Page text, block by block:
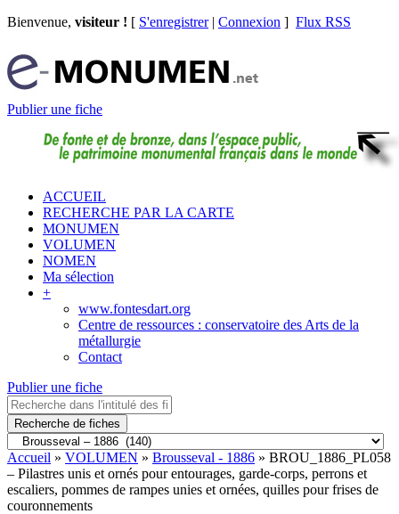
Bienvenue, visiteur ! [ S'enregistrer| Connexion ] Flux RSS
Publier une fiche
ACCUEIL
RECHERCHE PAR LA CARTE
MONUMEN
VOLUMEN
NOMEN
Ma sélection
+
www.fontesdart.org
Centre de ressources : conservatoire des Arts de la
métallurgie
Contact
Publier une fiche
Recherche de fiches
Accueil » VOLUMEN » Brousseval - 1886 » BROU_1886_PL058
– Pilastres unis et ornés pour entourages, garde-corps, perrons et
escaliers, pommes de rampes unies et ornées, quilles pour frises de
couronnements